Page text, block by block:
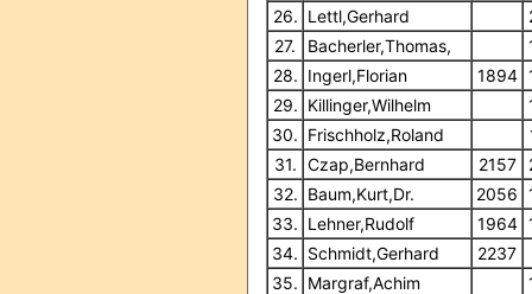
26. Lettl,Gerhard
27.
Bacherler,Thomas,
28. Ingerl,Florian 1894
29. Killinger,Wilhelm
30. Frischholz,Roland
31. Czap,Bernhard 2157
32. Baum,Kurt,Dr. 2056
33. Lehner,Rudolf 1964
34. Schmidt,Gerhard 2237
35. Margraf,Achim